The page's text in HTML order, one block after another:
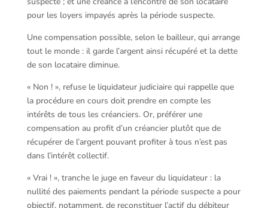
pour les loyers impayés après la période suspecte.
Une compensation possible, selon le bailleur, qui arrange
tout le monde : il garde l’argent ainsi récupéré et la dette
de son locataire diminue.
« Non ! », refuse le liquidateur judiciaire qui rappelle que
la procédure en cours doit prendre en compte les
intérêts de tous les créanciers. Or, préférer une
compensation au profit d’un créancier plutôt que de
récupérer de l’argent pouvant profiter à tous n’est pas
dans l’intérêt collectif.
« Vrai ! », tranche le juge en faveur du liquidateur : la
nullité des paiements pendant la période suspecte a pour
objectif, notamment, de reconstituer l’actif du débiteur